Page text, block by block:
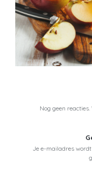
Nog geen
Je e-mailadres